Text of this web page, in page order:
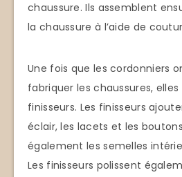
chaussure. Ils assemblent
la chaussure à l’aide de
Une fois que les cordonniers
fabriquer les chaussures,
finisseurs. Les finisseurs
éclair, les lacets et les
également les semelles
Les finisseurs polissent